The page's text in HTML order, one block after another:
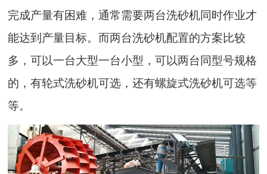
完成产量有困难，通常需要两台洗砂机同时作业才
能达到产量目标。而两台洗砂机配置的方案比较
多，可以一台大型一台小型，可以两台同型号规格
的，有轮式洗砂机可选，还有螺旋式洗砂机可选等
等。